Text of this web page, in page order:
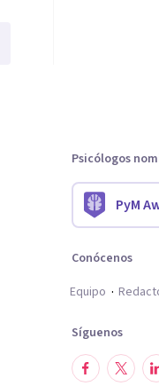
Psicólogos
PyM
Conócenos
Equipo
Síguenos